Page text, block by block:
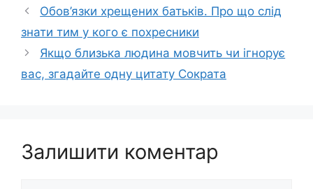
Обов’язки хрещених батьків. Про що слід
знати тим у кого є похресники
Якщо близька людина мовчить чи ігнорує
вас, згадайте одну цитату Сократа
Залишити коментар